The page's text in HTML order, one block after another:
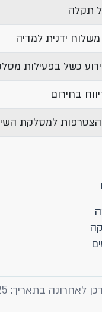
תקלה
ידנית למדיה​
כשל בפעילות
בחירום
למסלקת
בתאריך: 25/06/2025